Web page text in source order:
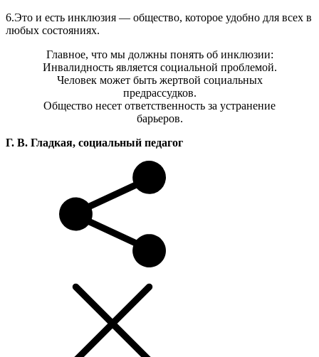
6.Это и есть инклюзия — общество, которое удобно для всех в
любых состояниях.
Главное, что мы должны понять об инклюзии:
Инвалидность является социальной проблемой.
Человек может быть жертвой социальных
предрассудков.
Общество несет ответственность за устранение
барьеров.
Г. В. Гладкая, социальный педагог